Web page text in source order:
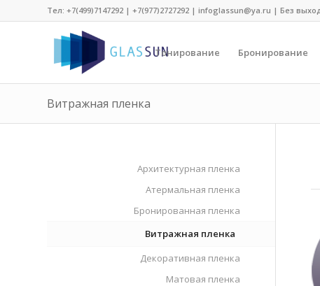
Тел: +7(499)7147292 | +7(977)2727292 | infoglassun@ya.ru | Без
Тонирование Бронирование
Витражная пленка
Архитектурная пленка
Атермальная пленка
Бронированная пленка
Витражная пленка
Декоративная пленка
Матовая пленка